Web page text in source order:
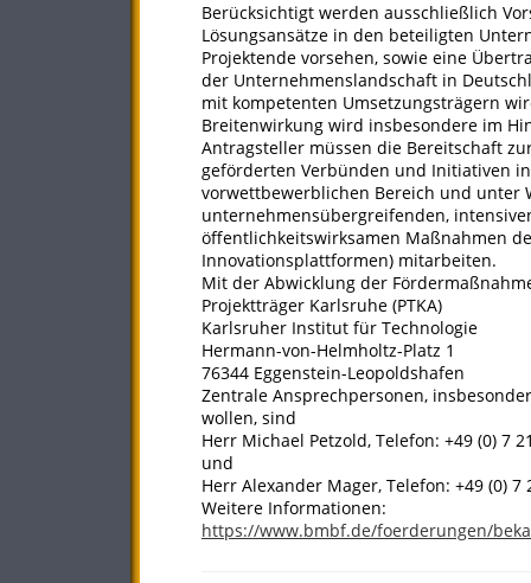
Berücksichtigt werden ausschließlich
Lösungsansätze in den beteiligten
Projektende vorsehen, sowie eine
der Unternehmenslandschaft in
mit kompetenten Umsetzungsträgern
Breitenwirkung wird insbesondere im
Antragsteller müssen die Bereitschaft
geförderten Verbünden und Initiativen
vorwettbewerblichen Bereich und unter
unternehmensübergreifenden,
öffentlichkeitswirksamen Maßnahmen
Innovationsplattformen) mitarbeiten.
Mit der Abwicklung der
Projektträger Karlsruhe (PTKA)
Karlsruher Institut für Technologie
Hermann-von-Helmholtz-Platz 1
76344 Eggenstein-Leopoldshafen
Zentrale Ansprechpersonen,
wollen, sind
Herr Michael Petzold, Telefon: +49 (0) 7
und
Herr Alexander Mager, Telefon: +49 (0)
Weitere Informationen:
https://www.bmbf.de/foerderungen/